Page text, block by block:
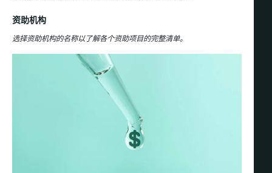
资助机构
选择资助机构的名称以了解各个资助项目的完整清单。